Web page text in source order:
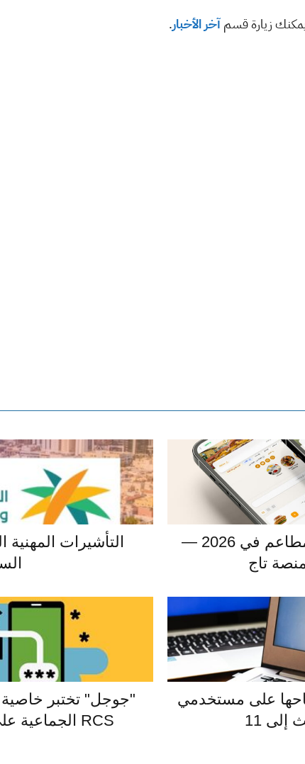
زيارة قسمآخر الأخبار.
أفضل منصة منيو رقمي للمطاعم في 2026 —
تاج
التأشيرات المهنية
على مستخدمي
"جوجل" تختبر خاصية
RCS الجماعية على تطبيق Messages